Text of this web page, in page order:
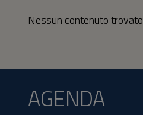
Nessun contenuto trovato
AGENDA